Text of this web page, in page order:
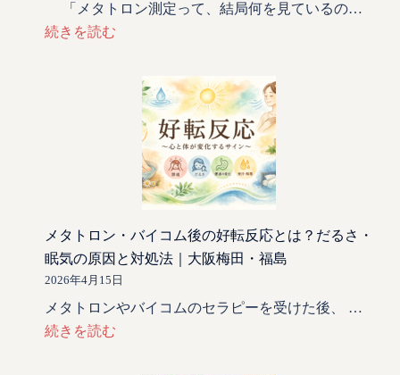
「メタトロン測定って、結局何を見ているの…
続きを読む
メタトロン・バイコム後の好転反応とは？だるさ・
眠気の原因と対処法｜大阪梅田・福島
2026年4月15日
メタトロンやバイコムのセラピーを受けた後、 …
続きを読む